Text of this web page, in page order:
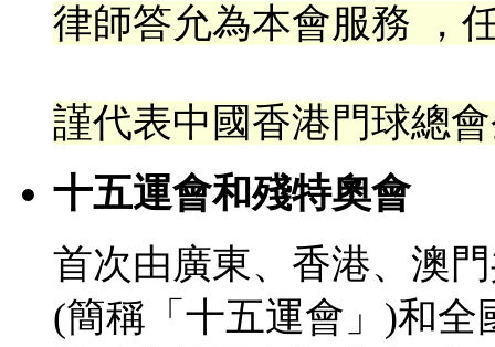
律師答允為本會服務 ，
謹代表中國香港門球總
十五運會和殘特奧會
首次由廣東、香港、澳
(簡稱「十五運會」)和